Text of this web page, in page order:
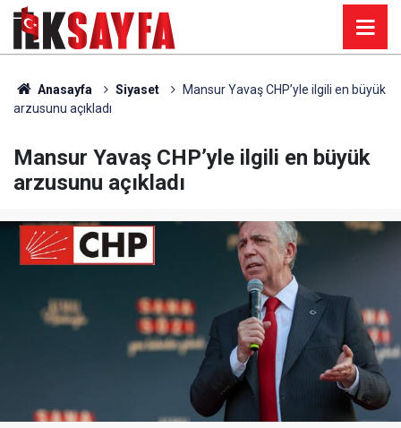
Anasayfa Siyaset
Mansur Yavaş CHP’yle ilgili en büyük
arzusunu açıkladı
Mansur Yavaş CHP’yle ilgili en büyük
arzusunu açıkladı